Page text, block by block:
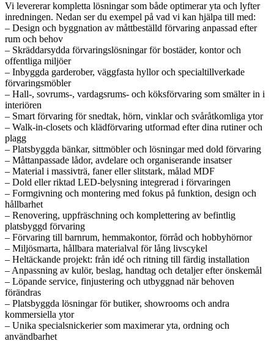
Vi levererar kompletta lösningar som både optimerar yta och lyfter
inredningen. Nedan ser du exempel på vad vi kan hjälpa till med:
– Design och byggnation av måttbeställd förvaring anpassad efter
rum och behov
– Skräddarsydda förvaringslösningar för bostäder, kontor och
offentliga miljöer
– Inbyggda garderober, väggfasta hyllor och specialtillverkade
förvaringsmöbler
– Hall-, sovrums-, vardagsrums- och köksförvaring som smälter in i
interiören
– Smart förvaring för snedtak, hörn, vinklar och svåråtkomliga ytor
– Walk-in-closets och klädförvaring utformad efter dina rutiner och
plagg
– Platsbyggda bänkar, sittmöbler och lösningar med dold förvaring
– Måttanpassade lådor, avdelare och organiserande insatser
– Material i massivträ, faner eller slitstark, målad MDF
– Dold eller riktad LED-belysning integrerad i förvaringen
– Formgivning och montering med fokus på funktion, design och
hållbarhet
– Renovering, uppfräschning och komplettering av befintlig
platsbyggd förvaring
– Förvaring till barnrum, hemmakontor, förråd och hobbyhörnor
– Miljösmarta, hållbara materialval för lång livscykel
– Heltäckande projekt: från idé och ritning till färdig installation
– Anpassning av kulör, beslag, handtag och detaljer efter önskemål
– Löpande service, finjustering och utbyggnad när behoven
förändras
– Platsbyggda lösningar för butiker, showrooms och andra
kommersiella ytor
– Unika specialsnickerier som maximerar yta, ordning och
användbarhet